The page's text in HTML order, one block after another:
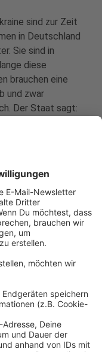
sind zur Zeit
in Deutschland
Sie sind in
diese
brauchen eine
und zwar
Der Staat sagt:
dieser Stelle
ist Initiator der
In den
ehrenamtlich
erzählt:
gesucht
Handwerk, dem
Lehrer
Es sei
ausgebildete
habe, die
Situation kämen
werden können.